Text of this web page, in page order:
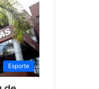
Esporte